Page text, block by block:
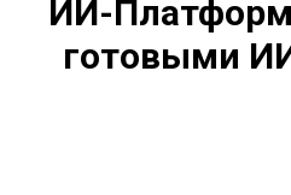
ИИ-
готовыми